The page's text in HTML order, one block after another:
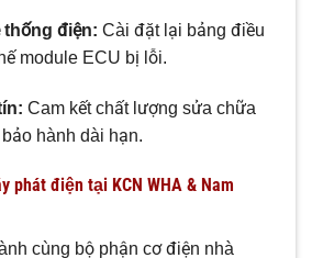
thống điện: Cài đặt lại bảng điều
module ECU bị lỗi.
Cam kết chất lượng sửa chữa
hành dài hạn.
phát điện tại KCN WHA & Nam
cùng bộ phận cơ điện nhà